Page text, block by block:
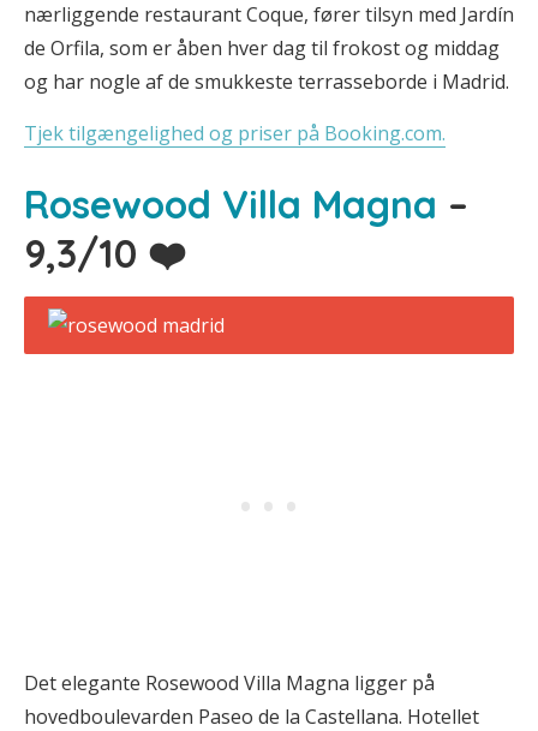
nærliggende restaurant Coque, fører tilsyn med Jardín
de Orfila, som er åben hver dag til frokost og middag
og har nogle af de smukkeste terrasseborde i Madrid.
Tjek tilgængelighed og priser på Booking.com.
Rosewood Villa Magna –
9,3/10 ❤️
Det elegante Rosewood Villa Magna ligger på
hovedboulevarden Paseo de la Castellana. Hotellet